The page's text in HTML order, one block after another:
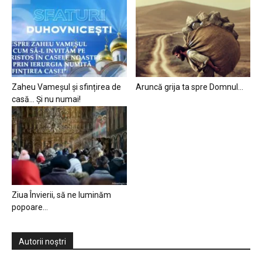
Zaheu Vameșul și sfințirea de
casă… Și nu numai!
Aruncă grija ta spre Domnul…
Ziua Învierii, să ne luminăm
popoare…
Autorii noștri